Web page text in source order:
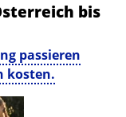
bis
passieren
kosten.